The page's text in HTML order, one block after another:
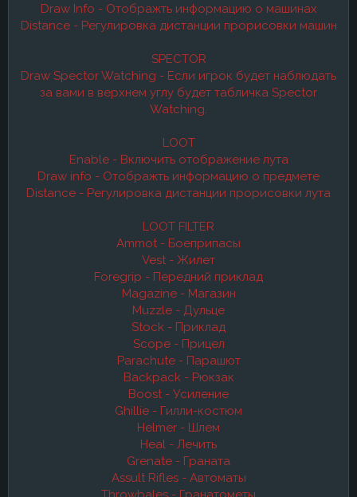
Draw Info - Отображть информацию о машинах
Distance - Регулировка дистанции прорисовки машин
SPECTOR
Draw Spector Watching - Если игрок будет наблюдать
за вами в верхнем углу будет табличка Spector
Watching.
LOOT
Enable - Включить отображение лута
Draw info - Отображть информацию о предмете
Distance - Регулировка дистанции прорисовки лута
LOOT FILTER
Ammot - Боеприпасы
Vest - Жилет
Foregrip - Передний приклад
Magazine - Магазин
Muzzle - Дульце
Stock - Приклад
Scope - Прицел
Parachute - Парашют
Backpack - Рюкзак
Boost - Усиление
Ghillie - Гилли-костюм
Helmer - Шлем
Heal - Лечить
Grenate - Граната
Assult Rifles - Автоматы